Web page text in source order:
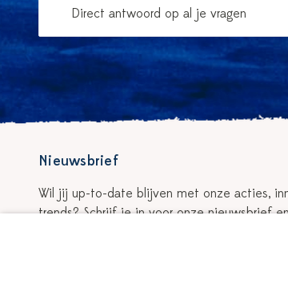
Direct antwoord op al je vragen
Nieuwsbrief
Wil jij up-to-date blijven met onze acties,
trends? Schrijf je in voor onze nieuwsbrief